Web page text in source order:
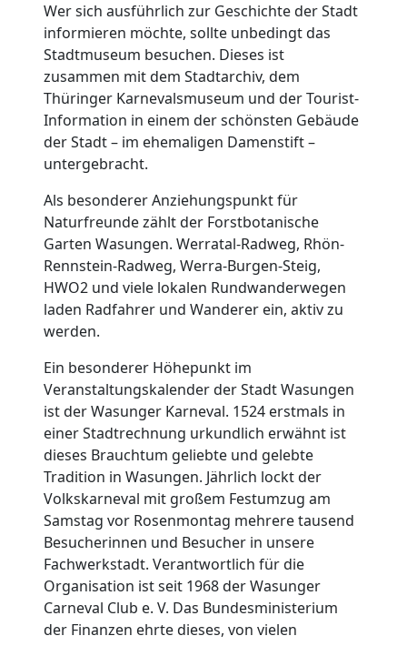
Wer sich ausführlich zur Geschichte der Stadt
informieren möchte, sollte unbedingt das
Stadtmuseum besuchen. Dieses ist
zusammen mit dem Stadtarchiv, dem
Thüringer Karnevalsmuseum und der Tourist-
Information in einem der schönsten Gebäude
der Stadt – im ehemaligen Damenstift –
untergebracht.
Als besonderer Anziehungspunkt für
Naturfreunde zählt der Forstbotanische
Garten Wasungen. Werratal-Radweg, Rhön-
Rennstein-Radweg, Werra-Burgen-Steig,
HWO2 und viele lokalen Rundwanderwegen
laden Radfahrer und Wanderer ein, aktiv zu
werden.
Ein besonderer Höhepunkt im
Veranstaltungskalender der Stadt Wasungen
ist der Wasunger Karneval. 1524 erstmals in
einer Stadtrechnung urkundlich erwähnt ist
dieses Brauchtum geliebte und gelebte
Tradition in Wasungen. Jährlich lockt der
Volkskarneval mit großem Festumzug am
Samstag vor Rosenmontag mehrere tausend
Besucherinnen und Besucher in unsere
Fachwerkstadt. Verantwortlich für die
Organisation ist seit 1968 der Wasunger
Carneval Club e. V. Das Bundesministerium
der Finanzen ehrte dieses, von vielen